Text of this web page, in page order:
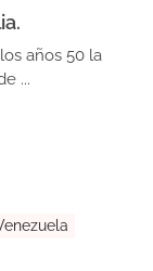
años 50 la
...